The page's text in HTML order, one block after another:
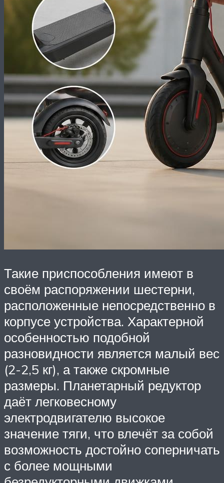
Такие приспособления имеют в
своём распоряжении шестерни,
расположенные непосредственно в
корпусе устройства. Характерной
особенностью подобной
разновидности является малый вес
(2-2,5 кг), а также скромные
размеры. Планетарный редуктор
даёт легковесному
электродвигателю высокое
значение тяги, что влечёт за собой
возможность достойно соперничать
с более мощными